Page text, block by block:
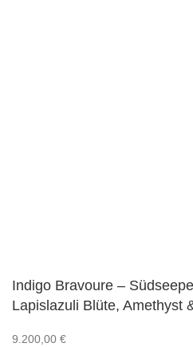
Indigo Bravoure –
Lapislazuli Blüte, Amethyst
9.200,00 €